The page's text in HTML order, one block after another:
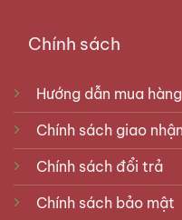
Chính sách
Hướng dẫn mua hàng
Chính sách giao nhận
Chính sách đổi trả
Chính sách bảo mật